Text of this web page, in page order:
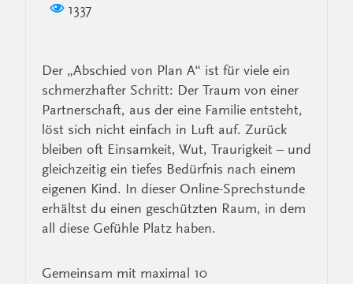
1337
Der „Abschied von Plan A“ ist für viele ein
schmerzhafter Schritt: Der Traum von einer
Partnerschaft, aus der eine Familie entsteht,
löst sich nicht einfach in Luft auf. Zurück
bleiben oft Einsamkeit, Wut, Traurigkeit – und
gleichzeitig ein tiefes Bedürfnis nach einem
eigenen Kind. In dieser Online-Sprechstunde
erhältst du einen geschützten Raum, in dem
all diese Gefühle Platz haben.
Gemeinsam mit maximal 10